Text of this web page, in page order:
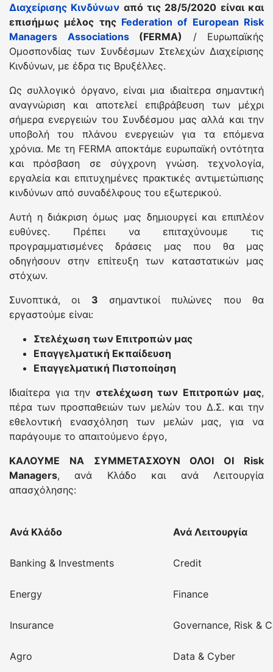
Διαχείρισης Κινδύνων από τις 28/5/2020 είναι και
επισήμως μέλος της Federation of European Risk
Managers Associations(FERMA) / Ευρωπαϊκής
Ομοσπονδίας των Συνδέσμων Στελεχών Διαχείρισης
Κινδύνων, με έδρα τις Βρυξέλλες.
Ως συλλογικό όργανο, είναι μια ιδιαίτερα σημαντική
αναγνώριση και αποτελεί επιβράβευση των μέχρι
σήμερα ενεργειών του Συνδέσμου μας αλλά και την
υποβολή του πλάνου ενεργειών για τα επόμενα
χρόνια. Με τη FERMA αποκτάμε ευρωπαϊκή οντότητα
και πρόσβαση σε σύγχρονη γνώση. τεχνολογία,
εργαλεία και επιτυχημένες πρακτικές αντιμετώπισης
κινδύνων από συναδέλφους του εξωτερικού.
Αυτή η διάκριση όμως μας δημιουργεί και επιπλέον
ευθύνες. Πρέπει να επιταχύνουμε τις
προγραμματισμένες δράσεις μας που θα μας
οδηγήσουν στην επίτευξη των καταστατικών μας
στόχων.
Συνοπτικά, οι 3 σημαντικοί πυλώνες που θα
εργαστούμε είναι:
Στελέχωση των Επιτροπών μας
Επαγγελματική Εκπαίδευση
Επαγγελματική Πιστοποίηση
Ιδιαίτερα για την στελέχωση των Επιτροπών μας,
πέρα των προσπαθειών των μελών του Δ.Σ. και την
εθελοντική ενασχόληση των μελών μας, για να
παράγουμε το απαιτούμενο έργο,
ΚΑΛΟΥΜΕ ΝΑ ΣΥΜΜΕΤΑΣΧΟΥΝ ΟΛΟΙ ΟΙ Risk
Managers, ανά Κλάδο και ανά Λειτουργία
απασχόλησης:
Ανά Κλάδο Ανά Λειτουργία
Banking & Investments Credit
Energy Finance
Insurance Governance, Risk &
Agro Data & Cyber